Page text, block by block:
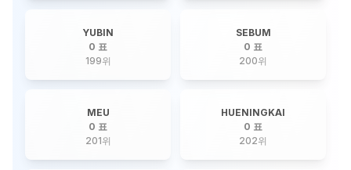
YUBIN
0 표
199위
SEBUM
0 표
200위
MEU
0 표
201위
HUENINGKAI
0 표
202위